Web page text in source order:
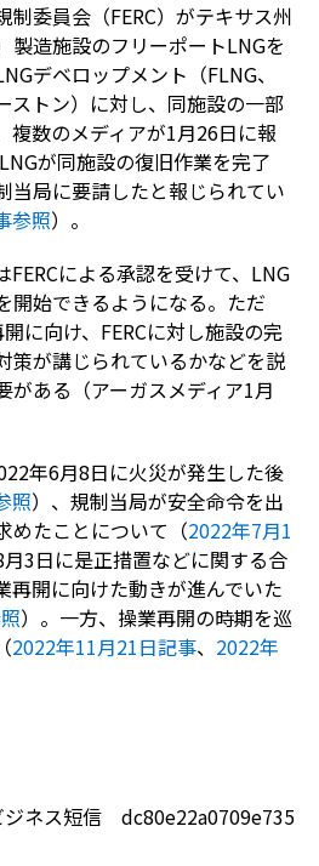
制委員会（FERC）がテキサス州
製造施設のフリーポートLNGを
デベロップメント（FLNG、
トン）に対し、 同施設の一部
複数のメディアが1月26日に報
が同施設の復旧作業を完了
当局に要請したと報じられてい
参照）。
による承認を受けて、LNG
開始できるようになる。ただ
に向け、FERCに対し施設の完
策が講じられているかなどを説
がある（アーガスメディア1月
年6月8日に火災が発生した後
照）、規制当局が安全命令を出
めたことについて（2022年7月1
3日に是正措置などに関する合
再開に向けた動きが進んでいた
）。一方、操業再開の時期を巡
2022年11月21日記事、 2022年
ジネス短信 dc80e22a0709e735